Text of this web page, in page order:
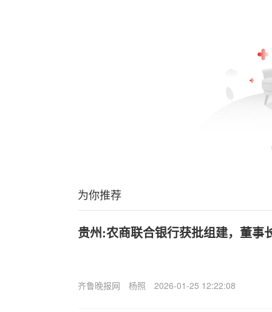
为你推荐
贵州:农商联合银行获批组建，董事
齐鲁晚报网 杨照 2026-01-25 12:22:08